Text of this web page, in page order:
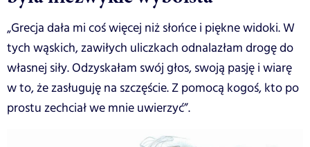
„Grecja dała mi coś więcej niż słońce i piękne widoki. W
tych wąskich, zawiłych uliczkach odnalazłam drogę do
własnej siły. Odzyskałam swój głos, swoją pasję i wiarę
w to, że zasługuję na szczęście. Z pomocą kogoś, kto po
prostu zechciał we mnie uwierzyć”.